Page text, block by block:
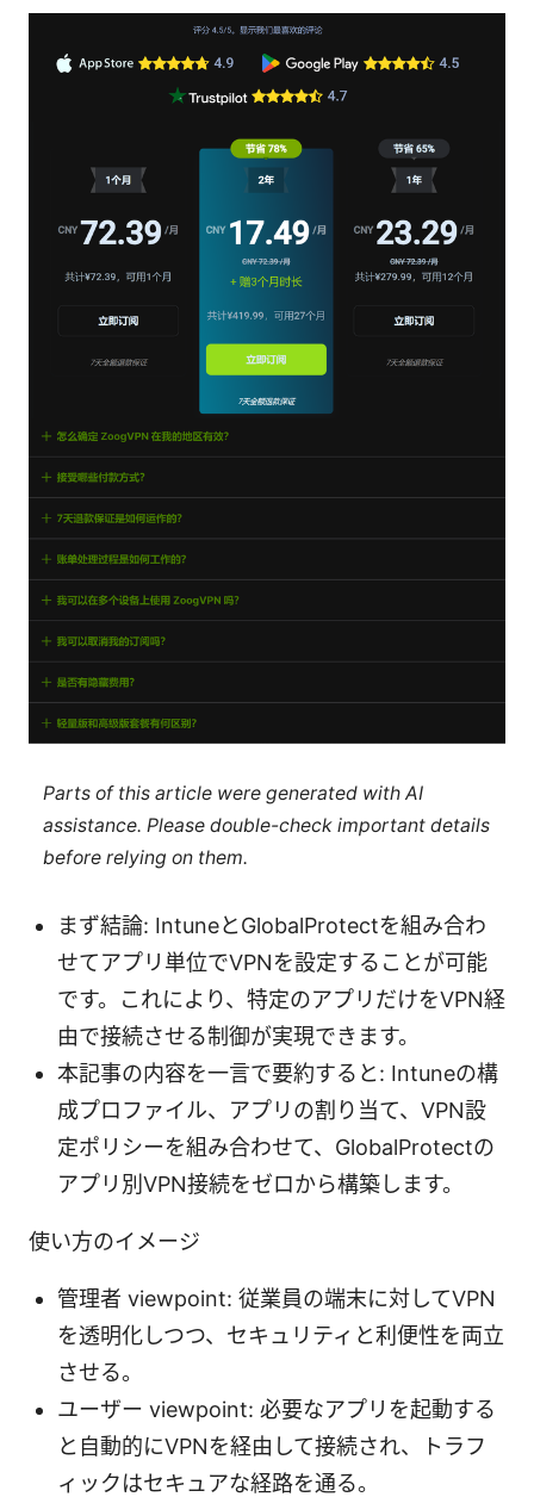
Parts of this article were generated with AI
assistance. Please double-check important details
before relying on them.
まず結論: IntuneとGlobalProtectを組み合わ
せてアプリ単位でVPNを設定することが可能
です。これにより、特定のアプリだけをVPN経
由で接続させる制御が実現できます。
本記事の内容を一言で要約すると: Intuneの構
成プロファイル、アプリの割り当て、VPN設
定ポリシーを組み合わせて、GlobalProtectの
アプリ別VPN接続をゼロから構築します。
使い方のイメージ
管理者 viewpoint: 従業員の端末に対してVPN
を透明化しつつ、セキュリティと利便性を両立
させる。
ユーザー viewpoint: 必要なアプリを起動する
と自動的にVPNを経由して接続され、トラフ
ィックはセキュアな経路を通る。